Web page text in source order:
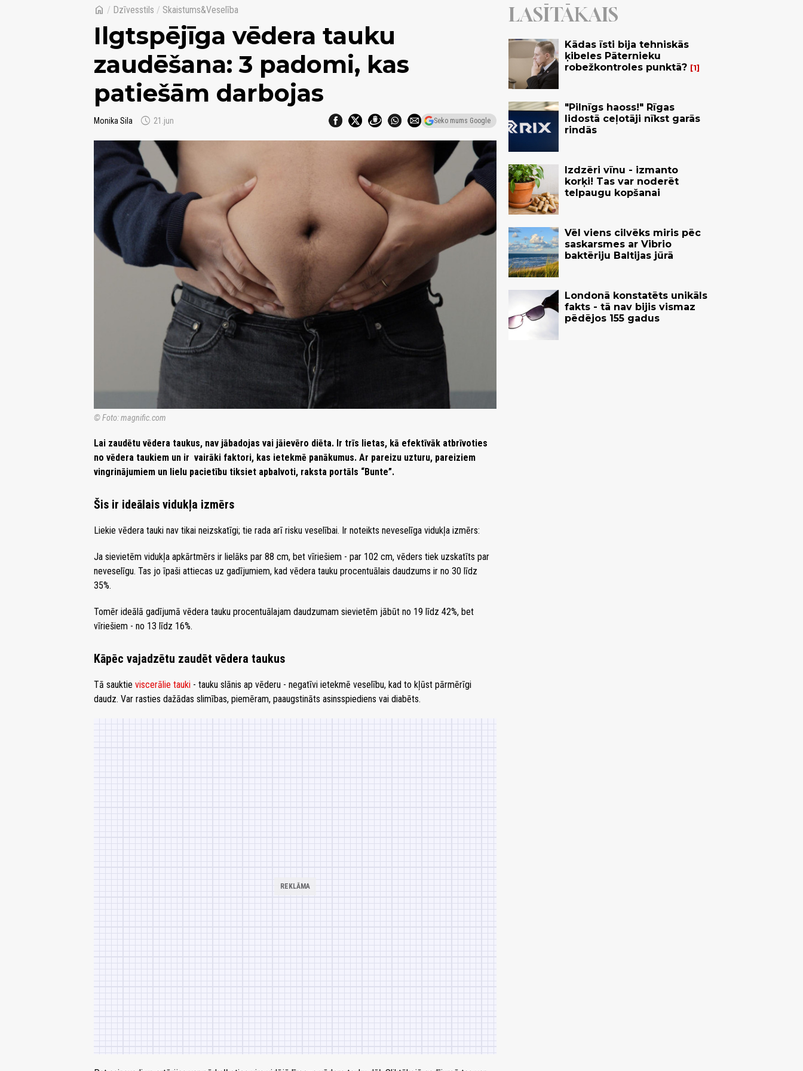
home / Dzīvesstils / Skaistums&Veselība
Ilgtspējīga vēdera tauku
zaudēšana: 3 padomi, kas
patiešām darbojas
Monika Sila schedule 21.jun Seko mums Google
© Foto: magnific.com
Lai zaudētu vēdera taukus, nav jābadojas vai jāievēro diēta. Ir trīs lietas, kā efektīvāk atbrīvoties
no vēdera taukiem un ir vairāki faktori, kas ietekmē panākumus. Ar pareizu uzturu, pareiziem
vingrinājumiem un lielu pacietību tiksiet apbalvoti, raksta portāls “Bunte”.
Šis ir ideālais vidukļa izmērs
Liekie vēdera tauki nav tikai neizskatīgi; tie rada arī risku veselībai. Ir noteikts neveselīga vidukļa izmērs:
Ja sievietēm vidukļa apkārtmērs ir lielāks par 88 cm, bet vīriešiem - par 102 cm, vēders tiek uzskatīts par
neveselīgu. Tas jo īpaši attiecas uz gadījumiem, kad vēdera tauku procentuālais daudzums ir no 30 līdz
35%.
Tomēr ideālā gadījumā vēdera tauku procentuālajam daudzumam sievietēm jābūt no 19 līdz 42%, bet
vīriešiem - no 13 līdz 16%.
Kāpēc vajadzētu zaudēt vēdera taukus
Tā sauktie viscerālie tauki - tauku slānis ap vēderu - negatīvi ietekmē veselību, kad to kļūst pārmērīgi
daudz. Var rasties dažādas slimības, piemēram, paaugstināts asinsspiediens vai diabēts.
LASĪTĀKAIS
Kādas īsti bija tehniskās
ķibeles Pāternieku
robežkontroles punktā?
1
"Pilnīgs haoss!" Rīgas
lidostā ceļotāji nīkst garās
rindās
Izdzēri vīnu - izmanto
korķi! Tas var noderēt
telpaugu kopšanai
Vēl viens cilvēks miris pēc
saskarsmes ar Vibrio
baktēriju Baltijas jūrā
Londonā konstatēts unikāls
fakts - tā nav bijis vismaz
pēdējos 155 gadus